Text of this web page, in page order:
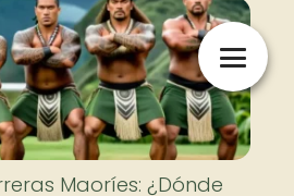
Maoríes: ¿Dónde